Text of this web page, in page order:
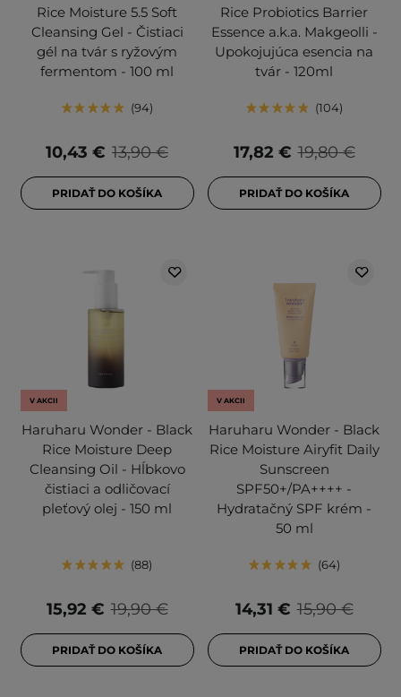
Rice Moisture 5.5 Soft
Cleansing Gel - Čistiaci
gél na tvár s ryžovým
fermentom - 100 ml
94
13,90 €
10,43 €
PRIDAŤ DO KOŠÍKA
Rice Probiotics Barrier
Essence a.k.a. Makgeolli -
Upokojujúca esencia na
tvár - 120ml
104
19,80 €
17,82 €
PRIDAŤ DO KOŠÍKA
V AKCII
Haruharu Wonder - Black
Rice Moisture Deep
Cleansing Oil - Hĺbkovo
čistiaci a odličovací
pleťový olej - 150 ml
88
19,90 €
15,92 €
PRIDAŤ DO KOŠÍKA
V AKCII
Haruharu Wonder - Black
Rice Moisture Airyfit Daily
Sunscreen
SPF50+/PA++++ -
Hydratačný SPF krém -
50 ml
64
15,90 €
14,31 €
PRIDAŤ DO KOŠÍKA